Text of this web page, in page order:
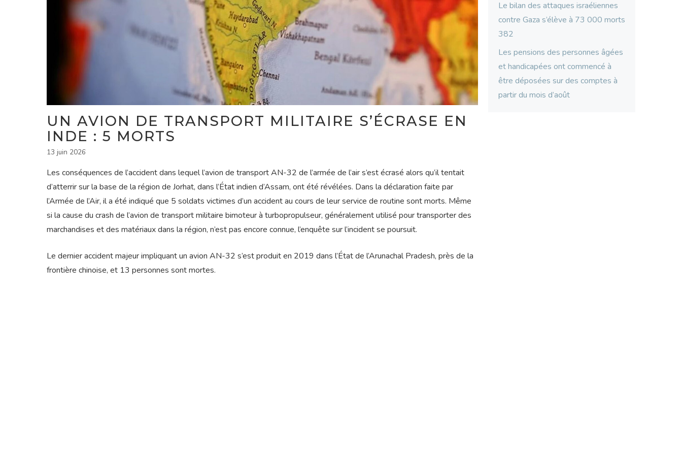
UN AVION DE TRANSPORT MILITAIRE S’ÉCRASE EN
INDE : 5 MORTS
13 juin 2026
Les conséquences de l’accident dans lequel l’avion de transport AN-32 de l’armée de l’air s’est écrasé alors qu’il tentait
d’atterrir sur la base de la région de Jorhat, dans l’État indien d’Assam, ont été révélées. Dans la déclaration faite par
l’Armée de l’Air, il a été indiqué que 5 soldats victimes d’un accident au cours de leur service de routine sont morts. Même
si la cause du crash de l’avion de transport militaire bimoteur à turbopropulseur, généralement utilisé pour transporter des
marchandises et des matériaux dans la région, n’est pas encore connue, l’enquête sur l’incident se poursuit.
Le dernier accident majeur impliquant un avion AN-32 s’est produit en 2019 dans l’État de l’Arunachal Pradesh, près de la
frontière chinoise, et 13 personnes sont mortes.
Le bilan des attaques israéliennes
contre Gaza s’élève à 73 000 morts
382
Les pensions des personnes âgées
et handicapées ont commencé à
être déposées sur des comptes à
partir du mois d’août